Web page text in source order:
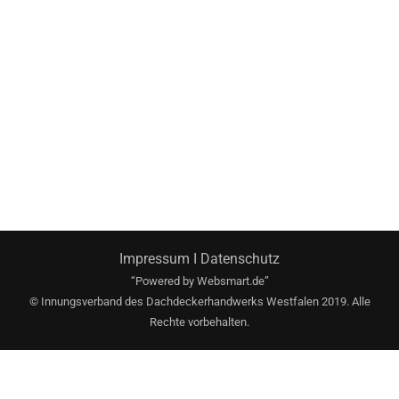
© Innungsverband des Dachdeckerhandwerks Westfalen 2019. Alle
Rechte vorbehalten.
Impressum I Datenschutz
“Powered by Websmart.de”